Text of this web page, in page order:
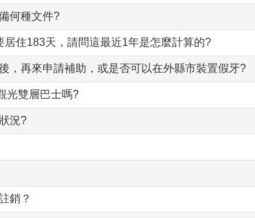
何種文件?
住183天，請問這最近1年是怎麼計算的?
，再來申請補助，或是否可以在外縣市裝置假牙?
光雙層巴士嗎?
況?
銷？